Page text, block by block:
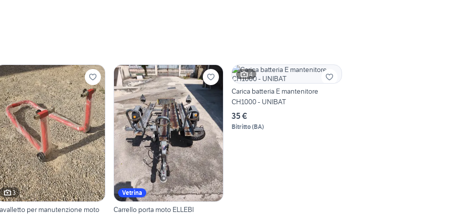
3
per manutenzione moto
Vetrina
Carrello porta moto ELLEBI
4
Carica batteria E mantenitore
CH1000 - UNIBAT
35 €
Bitritto(BA)